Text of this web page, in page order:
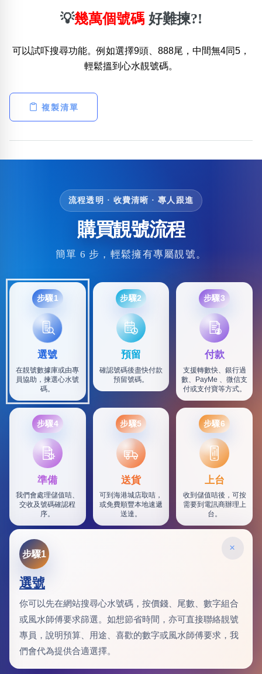
💡幾萬個號碼 好難揀?!
可以試吓搜尋功能。例如選擇9頭、888尾，中間無4同5，
輕鬆搵到心水靚號碼。
複製清單
流程透明 · 收費清晰 · 專人跟進
購買靚號流程
簡單 6 步，輕鬆擁有專屬靚號。
步驟1
選號
在靚號數據庫或由專
員協助，揀選心水號
碼。
步驟2
預留
確認號碼後盡快付款
預留號碼。
步驟3
付款
支援轉數快、銀行過
數、PayMe 、微信支
付或支付寶等方式。
步驟4
準備
我們會處理儲值咭、
交收及號碼確認程
序。
步驟5
SF
送貨
可到海港城店取咭，
或免費順豐本地速遞
送達。
步驟6
上台
收到儲值咭後，可按
需要到電訊商辦理上
台。
×
步驟1
選號
你可以先在網站搜尋心水號碼，按價錢、尾數、數字組合
或風水師傅要求篩選。如想節省時間，亦可直接聯絡靚號
專員，說明預算、用途、喜歡的數字或風水師傅要求，我
們會代為提供合適選擇。